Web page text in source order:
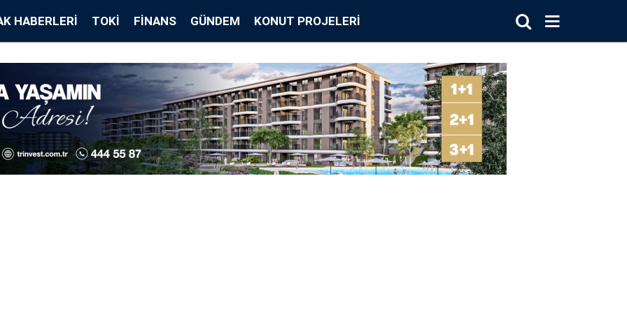
HABERLERI TOKİ FINANS GÜNDEM KONUT PROJELERI